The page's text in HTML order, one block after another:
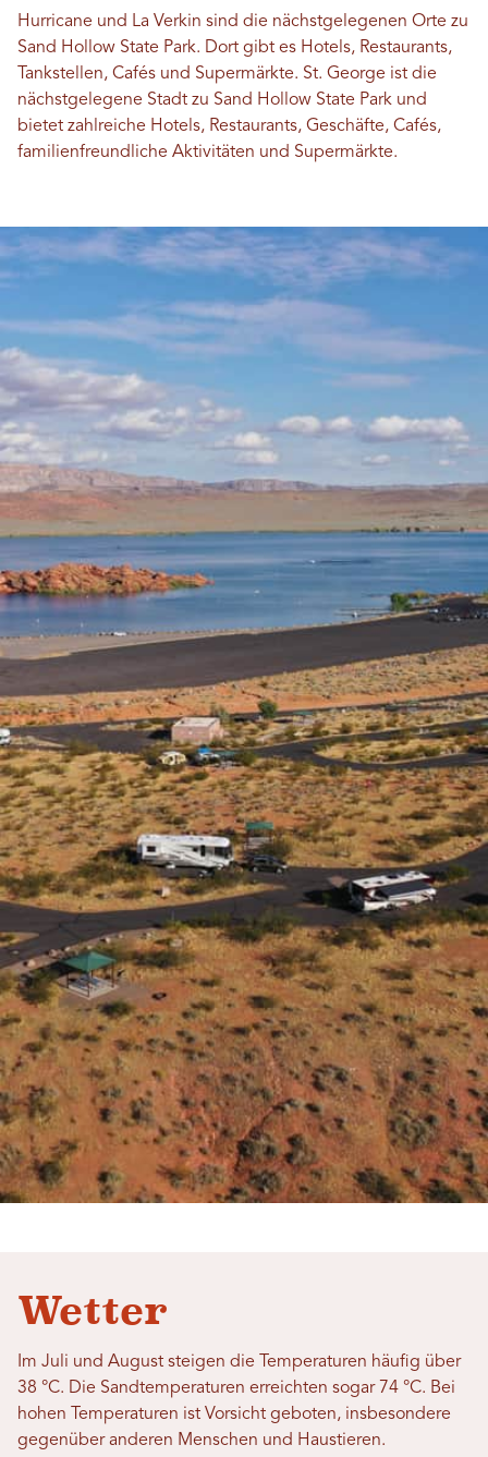
Hurricane und La Verkin sind die nächstgelegenen Orte zu
Sand Hollow State Park. Dort gibt es Hotels, Restaurants,
Tankstellen, Cafés und Supermärkte. St. George ist die
nächstgelegene Stadt zu Sand Hollow State Park und
bietet zahlreiche Hotels, Restaurants, Geschäfte, Cafés,
familienfreundliche Aktivitäten und Supermärkte.
Wetter
Im Juli und August steigen die Temperaturen häufig über
38 °C. Die Sandtemperaturen erreichten sogar 74 °C. Bei
hohen Temperaturen ist Vorsicht geboten, insbesondere
gegenüber anderen Menschen und Haustieren.